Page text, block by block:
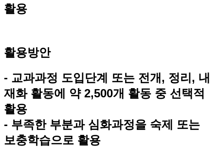
활용
활용방안
- 교과과정 도입단계 또는 전개, 정리, 내
재화 활동에 약 2,500개 활동 중 선택적
활용
- 부족한 부분과 심화과정을 숙제 또는
보충학습으로 활용